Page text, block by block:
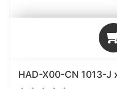
HAD-X00-CN 1013-J